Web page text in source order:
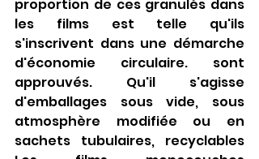
proportion de ces granulés dans
les films est telle qu'ils
s'inscrivent dans une démarche
d'économie circulaire.
sont
approuvés. Qu'il s'agisse
d'emballages sous vide, sous
atmosphère modifiée ou en
sachets tubulaires, recyclables